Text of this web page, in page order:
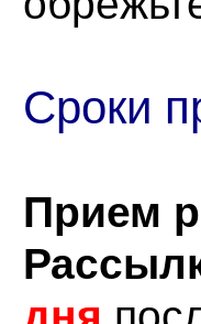
Сроки
Прием